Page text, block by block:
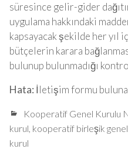
süresince gelir-gider
uygulama hakkındaki
kapsayacak şekilde her yıl
bütçelerin karara
bulunup bulunmadığı
Hata: İletişim formu
Kooperatif Genel Kurulu
kurul, kooperatif birleşik
kurul